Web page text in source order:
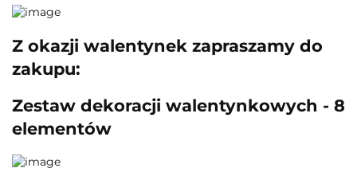
Z okazji walentynek zapraszamy do
zakupu:
Zestaw dekoracji walentynkowych - 8
elementów